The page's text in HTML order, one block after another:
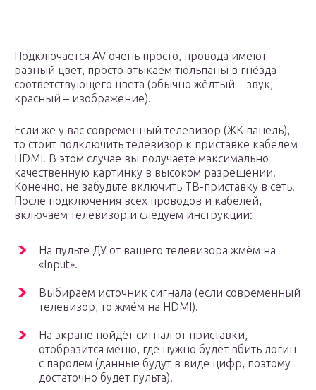
Подключается AV очень просто, провода имеют
разный цвет, просто втыкаем тюльпаны в гнёзда
соответствующего цвета (обычно жёлтый – звук,
красный – изображение).
Если же у вас современный телевизор (ЖК панель),
то стоит подключить телевизор к приставке кабелем
HDMI. В этом случае вы получаете максимально
качественную картинку в высоком разрешении.
Конечно, не забудьте включить ТВ-приставку в сеть.
После подключения всех проводов и кабелей,
включаем телевизор и следуем инструкции:
На пульте ДУ от вашего телевизора жмём на
«Input».
Выбираем источник сигнала (если современный
телевизор, то жмём на HDMI).
На экране пойдёт сигнал от приставки,
отобразится меню, где нужно будет вбить логин
с паролем (данные будут в виде цифр, поэтому
достаточно будет пульта).